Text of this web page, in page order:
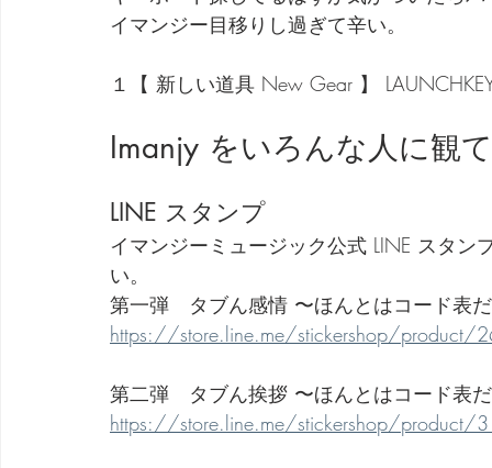
イマンジー目移りし過ぎて辛い。
１【 新しい道具 New Gear 】
Imanjy をいろんな人に観
LINE スタンプ
イマンジーミュージック公式 LINE スタ
い。
第一弾　タブん感情 〜ほんとはコード表
https://store.line.me/stickershop/
第二弾　タブん挨拶 〜ほんとはコード表
https://store.line.me/stickershop/